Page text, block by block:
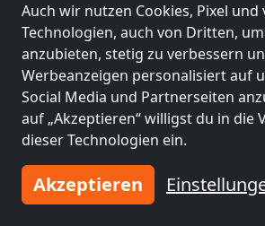
Auch wir nutzen Cookies, Pixel
Technologien, auch von Dritten,
anzubieten, stetig zu verbessern
Werbeanzeigen personalisiert auf
Social Media und Partnerseiten
auf „Akzeptieren“ willigst du in die
dieser Technologien ein.
Akzeptieren